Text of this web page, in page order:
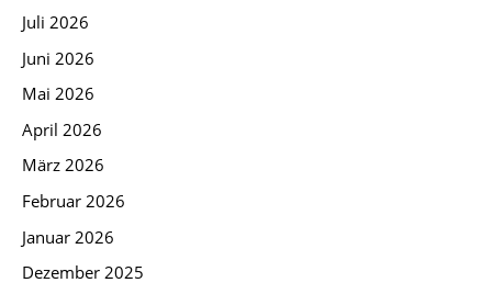
Juli 2026
Juni 2026
Mai 2026
April 2026
März 2026
Februar 2026
Januar 2026
Dezember 2025